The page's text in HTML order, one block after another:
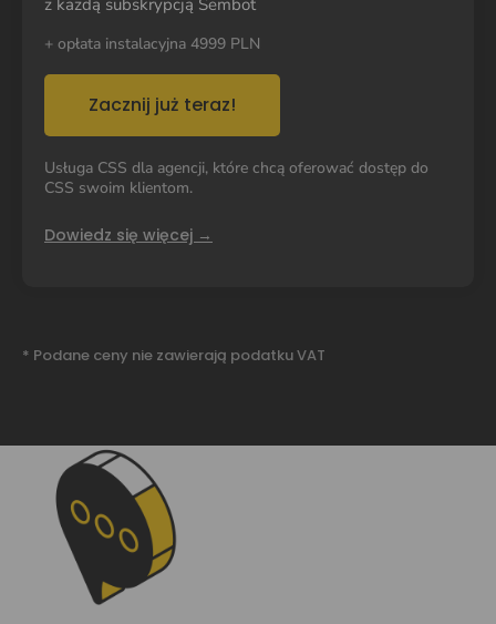
z każdą subskrypcją Sembot
+ opłata instalacyjna 4999 PLN
Zacznij już teraz!
Usługa CSS dla agencji, które chcą oferować dostęp do
CSS swoim klientom.
Dowiedz się więcej →
* Podane ceny nie zawierają podatku VAT